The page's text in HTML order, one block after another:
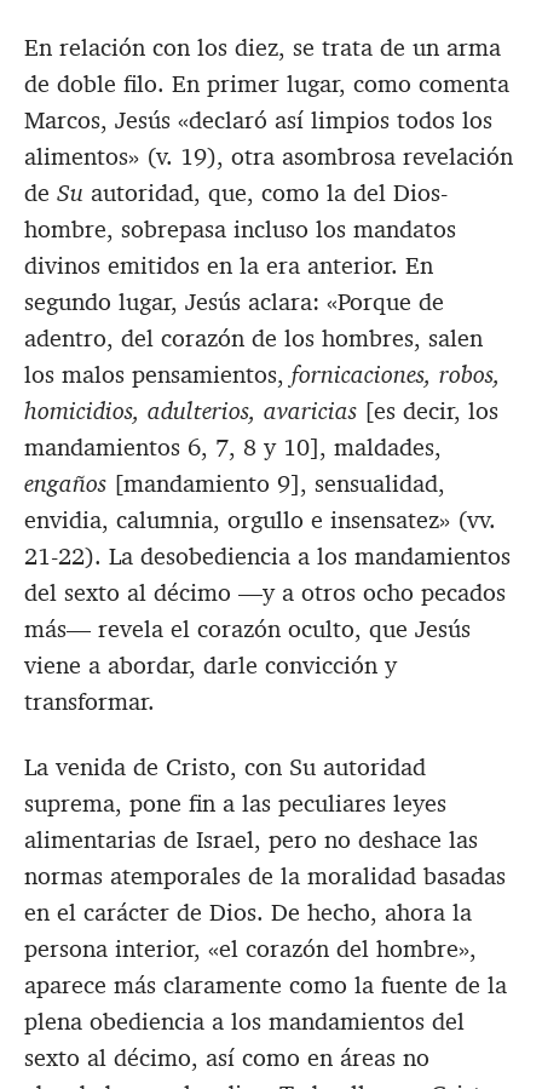
En relación con los diez, se trata de un arma
de doble filo. En primer lugar, como comenta
Marcos, Jesús «declaró así limpios todos los
alimentos» (v. 19), otra asombrosa revelación
de Su autoridad, que, como la del Dios-
hombre, sobrepasa incluso los mandatos
divinos emitidos en la era anterior. En
segundo lugar, Jesús aclara: «Porque de
adentro, del corazón de los hombres, salen
los malos pensamientos, fornicaciones, robos,
homicidios, adulterios, avaricias [es decir, los
mandamientos 6, 7, 8 y 10], maldades,
engaños [mandamiento 9], sensualidad,
envidia, calumnia, orgullo e insensatez» (vv.
21-22). La desobediencia a los mandamientos
del sexto al décimo —y a otros ocho pecados
más— revela el corazón oculto, que Jesús
viene a abordar, darle convicción y
transformar.
La venida de Cristo, con Su autoridad
suprema, pone fin a las peculiares leyes
alimentarias de Israel, pero no deshace las
normas atemporales de la moralidad basadas
en el carácter de Dios. De hecho, ahora la
persona interior, «el corazón del hombre»,
aparece más claramente como la fuente de la
plena obediencia a los mandamientos del
sexto al décimo, así como en áreas no